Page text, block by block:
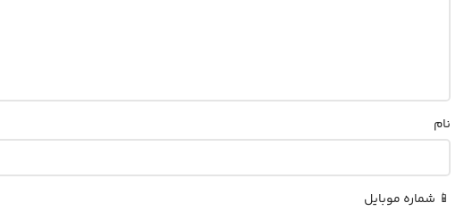
نام
📱 شماره موبایل